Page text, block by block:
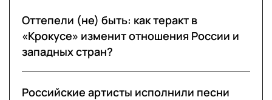
Оттепели (не) быть: как теракт в
«Крокусе» изменит отношения России и
западных стран?
Российские артисты исполнили песни